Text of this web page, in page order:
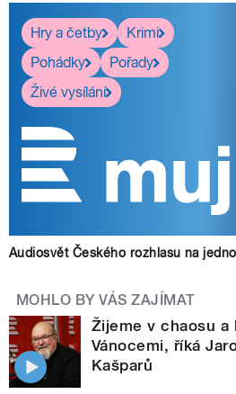
Hry a četby
Krimi
Pohádky
Pořady
Živé vysílání
Audiosvět Českého rozhlasu na
MOHLO BY VÁS ZAJÍMAT
Žijeme v chaosu a
Vánocemi, říká
Kašparů